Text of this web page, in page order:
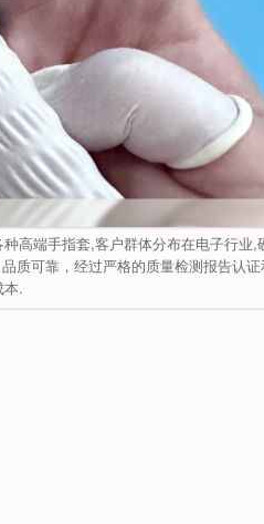
高端手指套,客户群体分布在电子行业,
质可靠，经过严格的质量检测报告认
本.